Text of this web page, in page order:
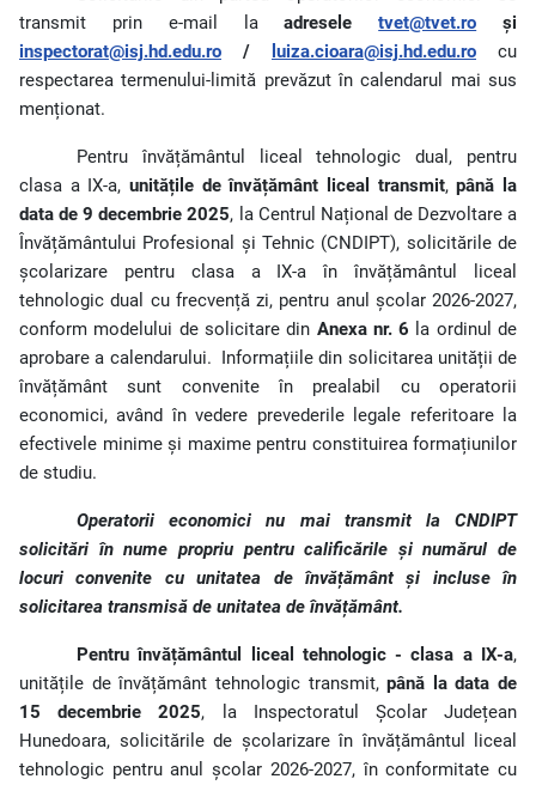
transmit prin e-mail laadreseletvet@tvet.ro și
inspectorat@isj.hd.edu.ro / luiza.cioara@isj.hd.edu.ro cu
respectarea termenului-limită prevăzut în calendarul mai sus
menționat.
Pentru învățământul liceal tehnologic dual, pentru
clasa a IX-a, unitățile de învățământ liceal transmit,până la
data de 9 decembrie 2025, la Centrul Național de Dezvoltare a
Învățământului Profesional și Tehnic (CNDIPT), solicitările de
școlarizare pentru clasa a IX-a în învățământul liceal
tehnologic dual cu frecvență zi, pentru anul școlar 2026-2027,
conform modelului de solicitare din Anexa nr. 6 la ordinul de
aprobare a calendarului. Informațiile din solicitarea unității de
învățământ sunt convenite în prealabil cu operatorii
economici, având în vedere prevederile legale referitoare la
efectivele minime și maxime pentru constituirea formațiunilor
de studiu.
Operatorii economici nu mai transmit la CNDIPT
solicitări în nume propriu pentru calificările și numărul de
locuri convenite cu unitatea de învățământ și incluse în
solicitarea transmisă de unitatea de învățământ.
Pentru învățământul liceal tehnologic - clasa a IX-a,
unitățile de învățământ tehnologic transmit,până la data de
15 decembrie 2025, la Inspectoratul Școlar Județean
Hunedoara, solicitările de școlarizare în învățământul liceal
tehnologic pentru anul școlar 2026-2027, în conformitate cu